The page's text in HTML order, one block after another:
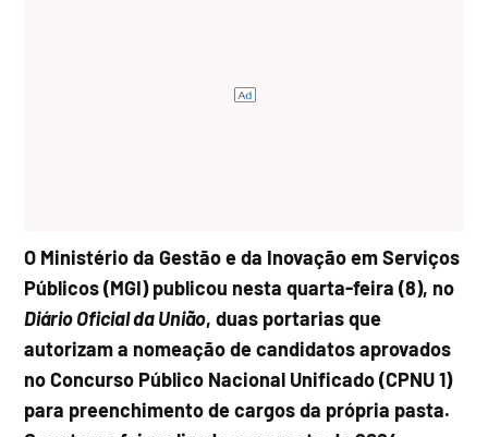
O Ministério da Gestão e da Inovação em Serviços
Públicos (MGI) publicou nesta quarta-feira (8), no
Diário Oficial da União, duas portarias que
autorizam a nomeação de candidatos aprovados
no Concurso Público Nacional Unificado (CPNU 1)
para preenchimento de cargos da própria pasta.